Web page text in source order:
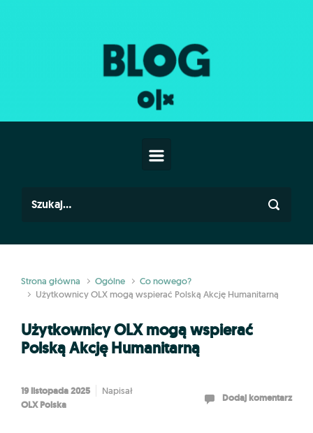
Strona główna Ogólne
Co nowego?
Użytkownicy OLX mogą wspierać Polską Akcję Humanitarną
Użytkownicy OLX mogą wspierać
Polską Akcję Humanitarną
19 listopada 2025 Napisał
OLX Polska
Dodaj komentarz